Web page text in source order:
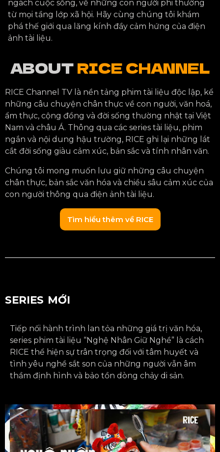
ngách cuộc sống, về những con người phi thường
từ mọi tầng lớp xã hội. Hãy cùng chúng tôi khám
phá thế giới qua lăng kính đầy cảm hứng của điện
ảnh tài liệu.
ABOUT RICE CHANNEL
RICE Channel TV là nền tảng phim tài liệu độc lập, kể
những câu chuyện chân thực về con người, văn hoá,
ẩm thực, cộng đồng và đời sống thường nhật tại Việt
Nam và châu Á. Thông qua các series tài liệu, phim
ngắn và nội dung hậu trường, RICE ghi lại những lát
cắt đời sống giàu cảm xúc, bản sắc và tính nhân văn.
Chúng tôi mong muốn lưu giữ những câu chuyện
chân thực, bản sắc văn hóa và chiều sâu cảm xúc của
con người thông qua điện ảnh tài liệu.
Tìm hiểu thêm về RICE
SERIES MỚI
Tiếp nối hành trình lan tỏa những giá trị văn hóa,
series phim tài liệu “Nghệ Nhân Giữ Nghề” là cách
RICE thể hiện sự trân trọng đối với tâm huyết và
tình yêu nghề sắt son của những người vẫn âm
thầm định hình và bảo tồn dòng chảy di sản.